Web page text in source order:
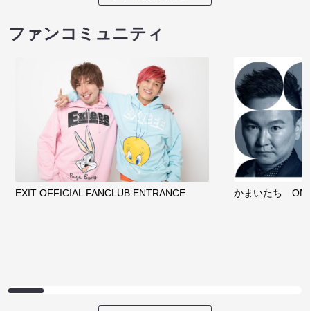
ファンコミュニティ
EXIT OFFICIAL FANCLUB ENTRANCE かまいたち